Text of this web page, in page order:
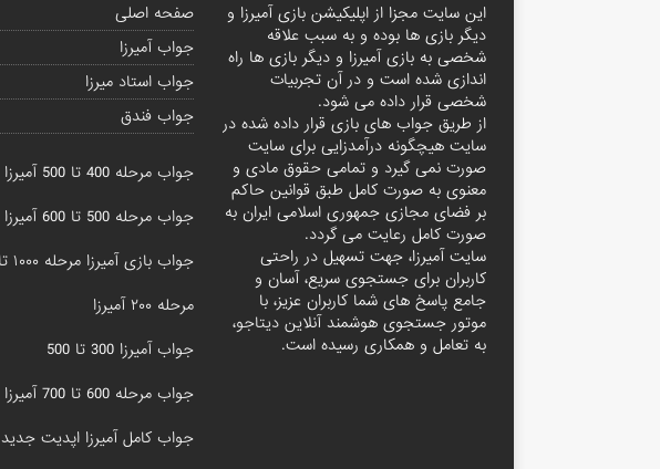
این سایت مجزا از اپلیکیشن بازی آمیرزا و
دیگر بازی ها بوده و به سبب علاقه
شخصی به بازی آمیرزا و دیگر بازی ها راه
اندازی شده است و در آن تجربیات
شخصی قرار داده می شود.
از طریق جواب های بازی قرار داده شده در
سایت هیچگونه درآمدزایی برای سایت
صورت نمی گیرد و تمامی حقوق مادی و
معنوی به صورت کامل طبق قوانین حاکم
بر فضای مجازی جمهوری اسلامی ایران به
صورت کامل رعایت می گردد.
سایت آمیرزا، جهت تسهیل در راحتی
کاربران برای جستجوی سریع، آسان و
جامع پاسخ های شما کاربران عزیز، با
موتور جستجوی هوشمند آنلاین دیتاجو،
به تعامل و همکاری رسیده است.
صفحه اصلی
جواب آمیرزا
جواب استاد میرزا
جواب فندق
جواب مرحله 400 تا 500 آمیرزا
جواب مرحله 500 تا 600 آمیرزا
جواب بازی آمیرزا مرحله ۱۰۰۰ تا ۲۰۰۰
مرحله ۲۰۰ آمیرزا
جواب آمیرزا 300 تا 500
جواب مرحله 600 تا 700 آمیرزا
جواب کامل آمیرزا اپدیت جدید 1402